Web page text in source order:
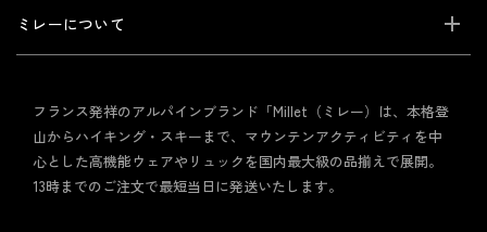
ミレーについて
フランス発祥のアルパインブランド「Millet（ミレー）は、本格登
山からハイキング・スキーまで、マウンテンアクティビティを中
心とした高機能ウェアやリュックを国内最大級の品揃えで展開。
13時までのご注文で最短当日に発送いたします。